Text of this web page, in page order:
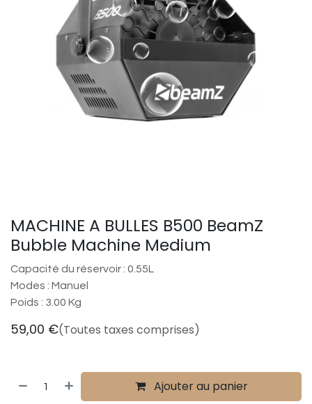
MACHINE A BULLES B500 BeamZ
Bubble Machine Medium
Capacité du réservoir : 0.55L
Modes : Manuel
Poids : 3.00 Kg
59,00 €(Toutes taxes comprises)
Ajouter au panier